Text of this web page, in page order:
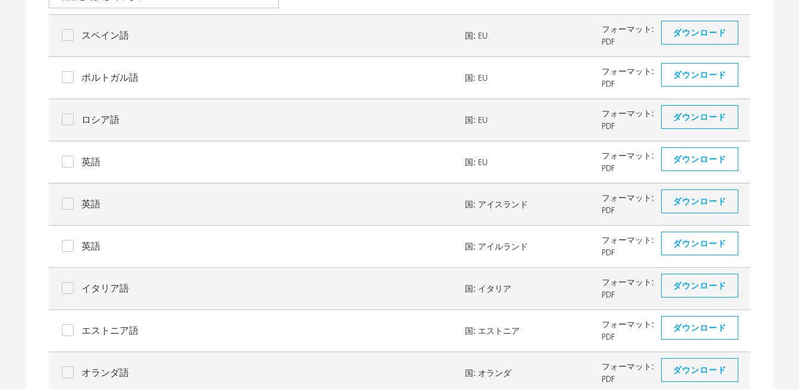
スペイン語 国: EU
フォーマット:
PDF
ダウンロード
ポルトガル語 国: EU
フォーマット:
PDF
ダウンロード
ロシア語 国: EU
フォーマット:
PDF
ダウンロード
英語 国: EU
フォーマット:
PDF
ダウンロード
英語 国: アイスランド
フォーマット:
PDF
ダウンロード
英語 国: アイルランド
フォーマット:
PDF
ダウンロード
イタリア語 国: イタリア
フォーマット:
PDF
ダウンロード
エストニア語 国: エストニア
フォーマット:
PDF
ダウンロード
オランダ語 国: オランダ
フォーマット:
PDF
ダウンロード